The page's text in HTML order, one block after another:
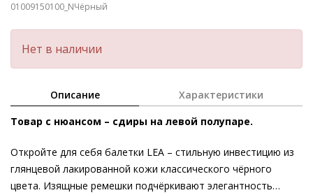
01009150100_NЧёрный
Нет в наличии
Описание Характеристики
Товар с нюансом – сдиры на левой полупаре.
Откройте для себя балетки LEA – стильную инвестицию из
глянцевой лакированной кожи классического чёрного
цвета. Изящные ремешки подчёркивают элегантность